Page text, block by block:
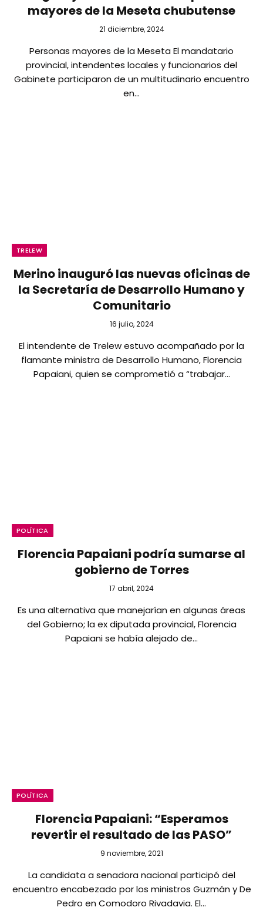
mayores de la Meseta chubutense
21 diciembre, 2024
Personas mayores de la Meseta El mandatario
provincial, intendentes locales y funcionarios del
Gabinete participaron de un multitudinario encuentro
en…
TRELEW
Merino inauguró las nuevas oficinas de
la Secretaría de Desarrollo Humano y
Comunitario
16 julio, 2024
El intendente de Trelew estuvo acompañado por la
flamante ministra de Desarrollo Humano, Florencia
Papaiani, quien se comprometió a “trabajar…
POLÍTICA
Florencia Papaiani podría sumarse al
gobierno de Torres
17 abril, 2024
Es una alternativa que manejarían en algunas áreas
del Gobierno; la ex diputada provincial, Florencia
Papaiani se había alejado de…
POLÍTICA
Florencia Papaiani: “Esperamos
revertir el resultado de las PASO”
9 noviembre, 2021
La candidata a senadora nacional participó del
encuentro encabezado por los ministros Guzmán y De
Pedro en Comodoro Rivadavia. El…